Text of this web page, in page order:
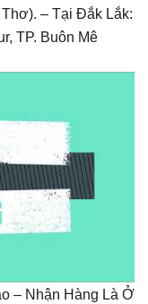
– Tại Đắk Lắk:
TP. Buôn Mê
– Nhận Hàng Là Ở